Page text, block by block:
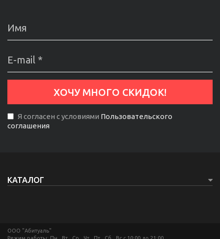
Я согласен с условиями Пользовательского
соглашения
КАТАЛОГ
ООО "Абитуаль"
Режим работы: Пн , Вт , Ср , Чт , Пт , Сб , Вс c 10:00 до 21:00